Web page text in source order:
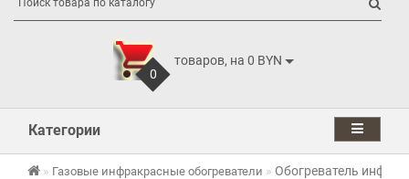
0
товаров, на 0 BYN
Категории
Газовые инфракрасные обогреватели Обогреватель